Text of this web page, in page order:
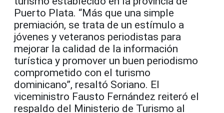
Puerto Plata. “Más que una simple
premiación, se trata de un estímulo a
jóvenes y veteranos periodistas para
mejorar la calidad de la información
turística y promover un buen periodismo
comprometido con el turismo
dominicano”, resaltó Soriano. El
viceministro Fausto Fernández reiteró el
respaldo del Ministerio de Turismo al